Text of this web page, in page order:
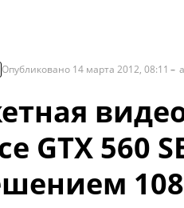
Опубликовано 14 марта 2012, 08:11 a
GTX 560